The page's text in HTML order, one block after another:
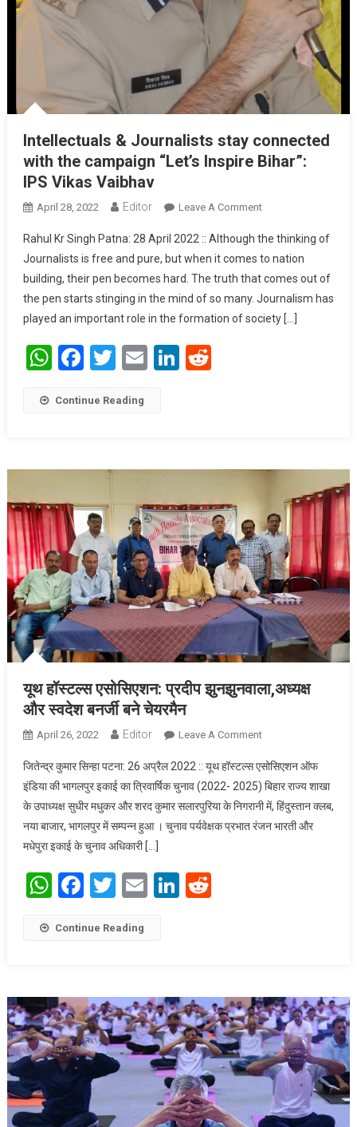
Intellectuals & Journalists stay connected
with the campaign “Let’s Inspire Bihar”:
IPS Vikas Vaibhav
April 28, 2022 Editor Leave A CommentOn Intellectuals &
Connected With
The Campaign
“Let’s Inspire
Bihar”: IPS Vikas
Vaibhav
Rahul Kr Singh Patna: 28 April 2022 :: Although the thinking of
Journalists is free and pure, but when it comes to nation
building, their pen becomes hard. The truth that comes out of
the pen starts stinging in the mind of so many. Journalism has
played an important role in the formation of society […]
WhatsApp
Facebook
Twitter
EmailLinkedIn
Reddit
Continue Reading
यूथ हॉस्टल्स एसोसिएशन: प्रदीप झुनझुनवाला,अध्यक्ष
और स्वदेश बनर्जी बने चेयरमैन
April 26, 2022 Editor Leave A CommentOn यूथ हॉस्टल्स
झुनझुनवाला,अध्यक्ष और
स्वदेश बनर्जी बने चेयरमैन
जितेन्द्र कुमार सिन्हा पटना: 26 अप्रैल 2022 :: यूथ हॉस्टल्स एसोसिएशन ऑफ
इंडिया की भागलपुर इकाई का त्रिवार्षिक चुनाव (2022- 2025) बिहार राज्य शाखा
के उपाध्यक्ष सुधीर मधुकर और शरद कुमार सलारपुरिया के निगरानी में, हिंदुस्तान क्लब,
नया बाजार, भागलपुर में सम्पन्न हुआ । चुनाव पर्यवेक्षक प्रभात रंजन भारती और
मधेपुरा इकाई के चुनाव अधिकारी […]
WhatsApp
Facebook
Twitter
EmailLinkedIn
Reddit
Continue Reading